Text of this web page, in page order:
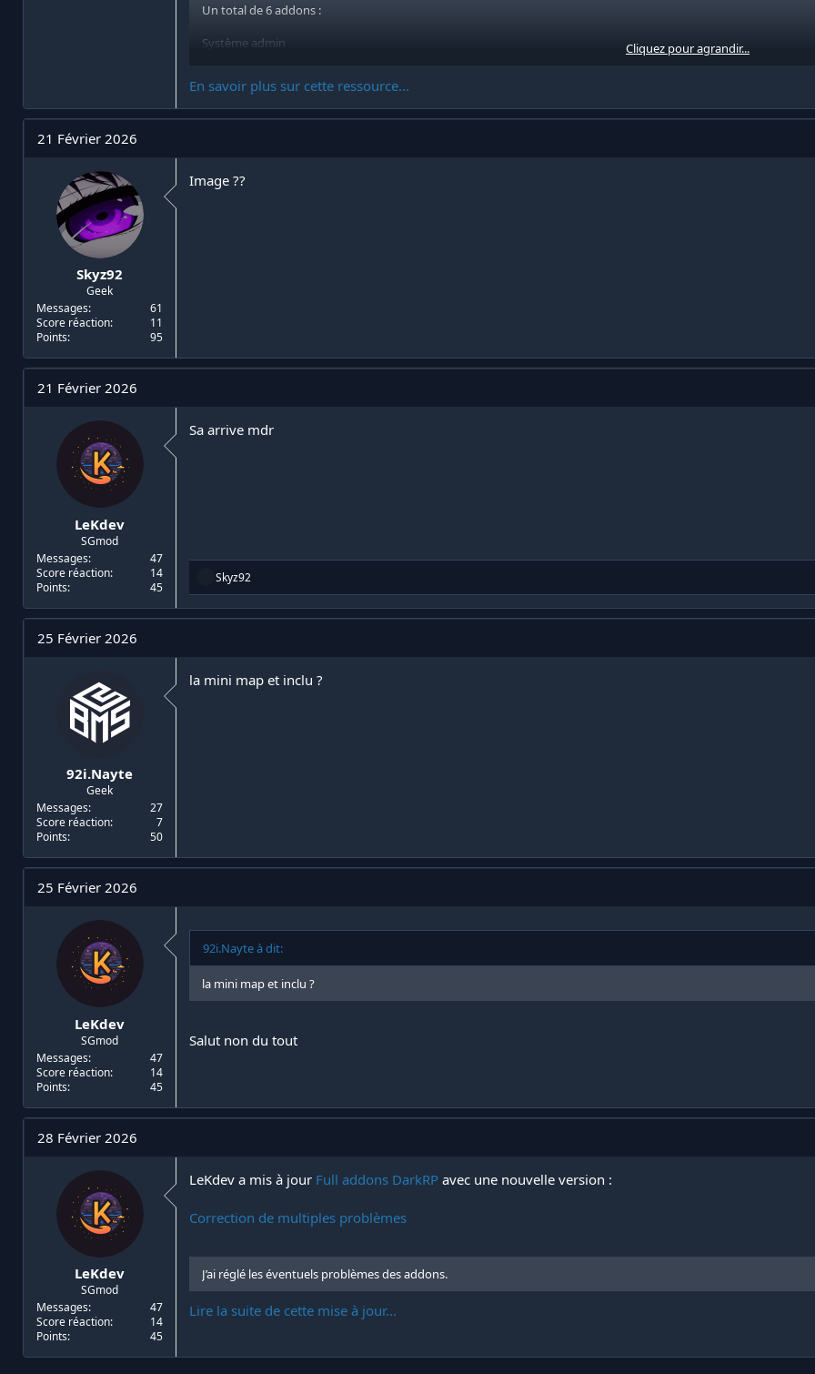
Un total de 6 addons :
Système admin
Système de lockpick
Un TAB
Cliquez pour agrandir...
En savoir plus sur cette ressource...
21 Février 2026
Skyz92
Geek
Messages
61
Score réaction
11
Points
95
Image ??
21 Février 2026
LeKdev
SGmod
Messages
47
Score réaction
14
Points
45
Sa arrive mdr
R
a
c
n
Skyz92
25 Février 2026
92i.Nayte
Geek
Messages
27
Score réaction
7
Points
50
la mini map et inclu ?
25 Février 2026
LeKdev
SGmod
Messages
47
Score réaction
14
Points
45
92i.Nayte à dit:
la mini map et inclu ?
Salut non du tout
28 Février 2026
LeKdev
SGmod
Messages
47
Score réaction
14
Points
45
LeKdev a mis à jour Full addons DarkRP avec une nouvelle version :
Correction de multiples problèmes
J’ai réglé les éventuels problèmes des addons.
Lire la suite de cette mise à jour...